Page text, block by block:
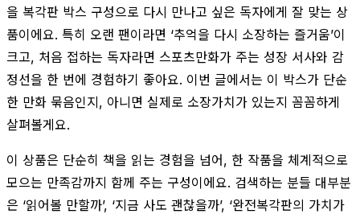
을 복각판 박스 구성으로 다시 만나고 싶은 독자에게 잘 맞는 상
품이에요. 특히 오랜 팬이라면 ‘추억을 다시 소장하는 즐거움’이
크고, 처음 접하는 독자라면 스포츠만화가 주는 성장 서사와 감
정선을 한 번에 경험하기 좋아요. 이번 글에서는 이 박스가 단순
한 만화 묶음인지, 아니면 실제로 소장가치가 있는지 꼼꼼하게
살펴볼게요.
이 상품은 단순히 책을 읽는 경험을 넘어, 한 작품을 체계적으로
모으는 만족감까지 함께 주는 구성이에요. 검색하는 분들 대부분
은 ‘읽어볼 만할까’, ‘지금 사도 괜찮을까’, ‘완전복각판의 가치가